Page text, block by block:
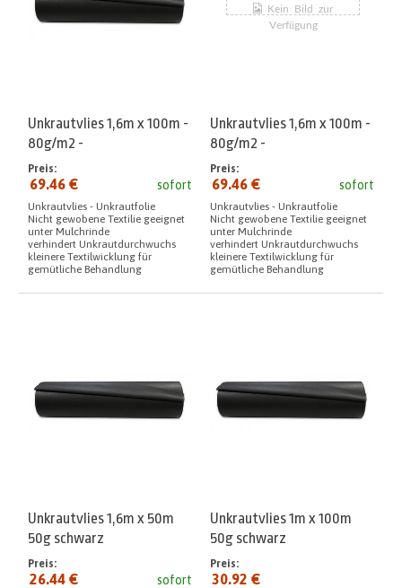
Unkrautvlies 1,6m x 100m -
80g/m2 -
sofort
Preis:
69.46 €
Unkrautvlies - Unkrautfolie
Nicht gewobene Textilie geeignet
unter Mulchrinde
verhindert Unkrautdurchwuchs
kleinere Textilwicklung für
gemütliche Behandlung
Unkrautvlies 1,6m x 100m -
80g/m2 -
sofort
Preis:
69.46 €
Unkrautvlies - Unkrautfolie
Nicht gewobene Textilie geeignet
unter Mulchrinde
verhindert Unkrautdurchwuchs
kleinere Textilwicklung für
gemütliche Behandlung
Unkrautvlies 1,6m x 50m
50g schwarz
sofort
Preis:
26.44 €
Unkrautvlies 1m x 100m
50g schwarz
Preis:
30.92 €